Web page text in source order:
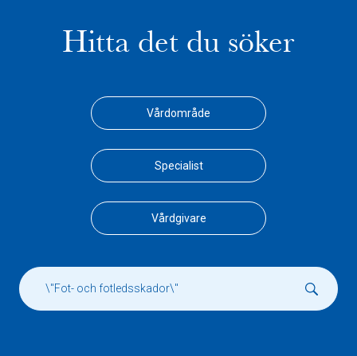
Hitta det du söker
Vårdområde
Specialist
Vårdgivare